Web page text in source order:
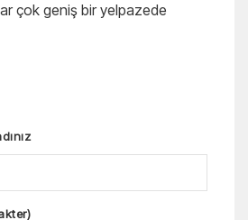
çok geniş bir yelpazede